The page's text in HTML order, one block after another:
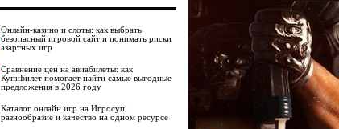
Онлайн-казино и слоты: как выбрать
безопасный игровой сайт и понимать риски
азартных игр
Сравнение цен на авиабилеты: как
КупиБилет помогает найти самые выгодные
предложения в 2026 году
Каталог онлайн игр на Игросуп:
разнообразие и качество на одном ресурсе